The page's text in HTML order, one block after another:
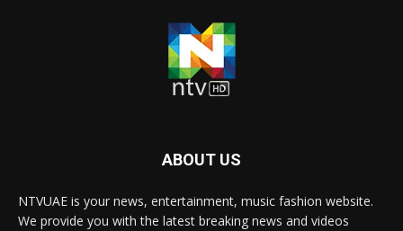
ABOUT US
NTVUAE is your news, entertainment, music fashion website.
We provide you with the latest breaking news and videos